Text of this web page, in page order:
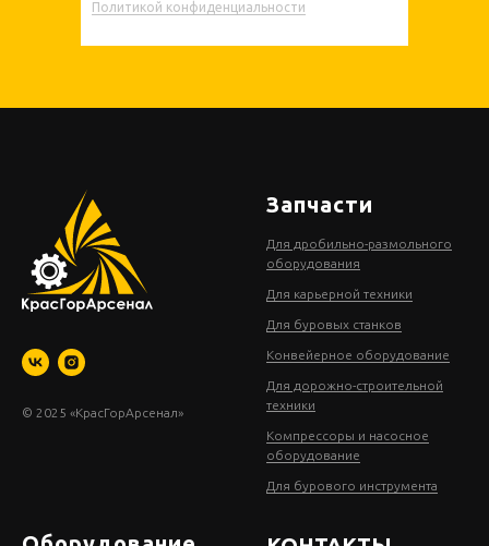
Политикой конфиденциальности
© 2025 «КрасГорАрсенал»
Запчасти
Для дробильно-размольного
оборудования
Для карьерной техники
Для буровых станков
Конвейерное оборудование
Для дорожно-строительной
техники
Компрессоры и насосное
оборудование
Для бурового инструмента